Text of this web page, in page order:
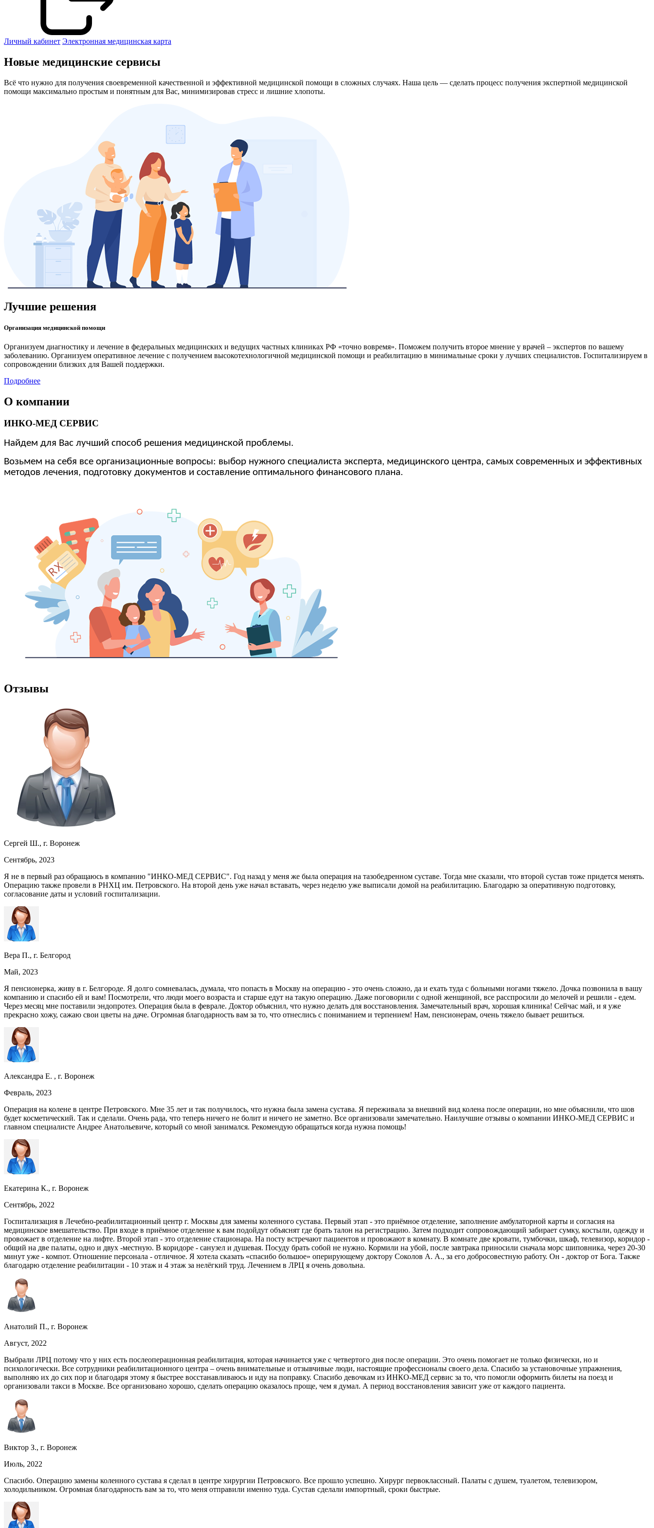
Личный кабинет Электронная медицинская карта
Новые медицинские сервисы
Всё что нужно для получения своевременной качественной и эффективной медицинской помощи в сложных случаях. Наша цель — сделать процесс получения экспертной медицинской
помощи максимально простым и понятным для Вас, минимизировав стресс и лишние хлопоты.
Лучшие решения
Организация медицинской помощи
Организуем диагностику и лечение в федеральных медицинских и ведущих частных клиниках РФ «точно вовремя». Поможем получить второе мнение у врачей – экспертов по вашему
заболеванию. Организуем оперативное лечение с получением высокотехнологичной медицинской помощи и реабилитацию в минимальные сроки у лучших специалистов. Госпитализируем в
сопровождении близких для Вашей поддержки.
Подробнее
О компании
ИНКО-МЕД СЕРВИС
Найдем для Вас лучший способ решения медицинской проблемы.
Возьмем на себя все организационные вопросы: выбор нужного специалиста эксперта, медицинского центра, самых современных и эффективных
методов лечения, подготовку документов и составление оптимального финансового плана.
Отзывы
Сергей Ш., г. Воронеж
Сентябрь, 2023
Я не в первый раз обращаюсь в компанию "ИНКО-МЕД СЕРВИС". Год назад у меня же была операция на тазобедренном суставе. Тогда мне сказали, что второй сустав тоже придется менять.
Операцию также провели в РНХЦ им. Петровского. На второй день уже начал вставать, через неделю уже выписали домой на реабилитацию. Благодарю за оперативную подготовку,
согласование даты и условий госпитализации.
Вера П., г. Белгород
Май, 2023
Я пенсионерка, живу в г. Белгороде. Я долго сомневалась, думала, что попасть в Москву на операцию - это очень сложно, да и ехать туда с больными ногами тяжело. Дочка позвонила в вашу
компанию и спасибо ей и вам! Посмотрели, что люди моего возраста и старше едут на такую операцию. Даже поговорили с одной женщиной, все расспросили до мелочей и решили - едем.
Через месяц мне поставили эндопротез. Операция была в феврале. Доктор объяснил, что нужно делать для восстановления. Замечательный врач, хорошая клиника! Сейчас май, и я уже
прекрасно хожу, сажаю свои цветы на даче. Огромная благодарность вам за то, что отнеслись с пониманием и терпением! Нам, пенсионерам, очень тяжело бывает решиться.
Александра Е. , г. Воронеж
Февраль, 2023
Операция на колене в центре Петровского. Мне 35 лет и так получилось, что нужна была замена сустава. Я переживала за внешний вид колена после операции, но мне объяснили, что шов
будет косметический. Так и сделали. Очень рада, что теперь ничего не болит и ничего не заметно. Все организовали замечательно. Наилучшие отзывы о компании ИНКО-МЕД СЕРВИС и
главном специалисте Андрее Анатольевиче, который со мной занимался. Рекомендую обращаться когда нужна помощь!
Екатерина К., г. Воронеж
Сентябрь, 2022
Госпитализация в Лечебно-реабилитационный центр г. Москвы для замены коленного сустава. Первый этап - это приёмное отделение, заполнение амбулаторной карты и согласия на
медицинское вмешательство. При входе в приёмное отделение к вам подойдут объяснят где брать талон на регистрацию. Затем подходит сопровождающий забирает сумку, костыли, одежду и
провожает в отделение на лифте. Второй этап - это отделение стационара. На посту встречают пациентов и провожают в комнату. В комнате две кровати, тумбочки, шкаф, телевизор, коридор -
общий на две палаты, одно и двух -местную. В коридоре - санузел и душевая. Посуду брать собой не нужно. Кормили на убой, после завтрака приносили сначала морс шиповника, через 20-30
минут уже - компот. Отношение персонала - отличное. Я хотела сказать «спасибо большое» оперирующему доктору Соколов А. А., за его добросовестную работу. Он - доктор от Бога. Также
благодарю отделение реабилитации - 10 этаж и 4 этаж за нелёгкий труд. Лечением в ЛРЦ я очень довольна.
Анатолий П., г. Воронеж
Август, 2022
Выбрали ЛРЦ потому что у них есть послеоперационная реабилитация, которая начинается уже с четвертого дня после операции. Это очень помогает не только физически, но и
психологически. Все сотрудники реабилитационного центра – очень внимательные и отзывчивые люди, настоящие профессионалы своего дела. Спасибо за установочные упражнения,
выполняю их до сих пор и благодаря этому я быстрее восстанавливаюсь и иду на поправку. Спасибо девочкам из ИНКО-МЕД сервис за то, что помогли оформить билеты на поезд и
организовали такси в Москве. Все организовано хорошо, сделать операцию оказалось проще, чем я думал. А период восстановления зависит уже от каждого пациента.
Виктор З., г. Воронеж
Июль, 2022
Спасибо. Операцию замены коленного сустава я сделал в центре хирургии Петровского. Все прошло успешно. Хирург первоклассный. Палаты с душем, туалетом, телевизором,
холодильником. Огромная благодарность вам за то, что меня отправили именно туда. Сустав сделали импортный, сроки быстрые.